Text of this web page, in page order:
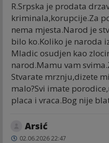
R.Srpska je prodata
kriminala,korupcije.Za
nema mjesta.Narod je
bilo ko.Koliko je naroda
Mladic osudjen kao
narod.Mamu vam
Stvarate mrznju,dizete
malo?Svi imate
placa i vraca.Bog nije
Arsić
02.06.2026 22:47